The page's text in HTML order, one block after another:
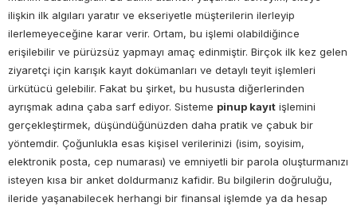
ilişkin ilk algıları yaratır ve ekseriyetle müşterilerin ilerleyip
ilerlemeyeceğine karar verir. Ortam, bu işlemi olabildiğince
erişilebilir ve pürüzsüz yapmayı amaç edinmiştir. Birçok ilk kez gelen
ziyaretçi için karışık kayıt dokümanları ve detaylı teyit işlemleri
ürkütücü gelebilir. Fakat bu şirket, bu hususta diğerlerinden
ayrışmak adına çaba sarf ediyor. Sisteme pinup kayıt işlemini
gerçekleştirmek, düşündüğünüzden daha pratik ve çabuk bir
yöntemdir. Çoğunlukla esas kişisel verilerinizi (isim, soyisim,
elektronik posta, cep numarası) ve emniyetli bir parola oluşturmanızı
isteyen kısa bir anket doldurmanız kafidir. Bu bilgilerin doğruluğu,
ileride yaşanabilecek herhangi bir finansal işlemde ya da hesap